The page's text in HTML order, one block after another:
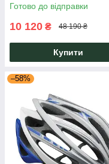
Готово до відправки
10 120 ₴ 48 190 ₴
Купити
–58%